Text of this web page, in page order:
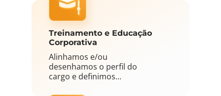
Treinamento e Educação
Corporativa
Alinhamos e/ou
desenhamos o perfil do
cargo e definimos...